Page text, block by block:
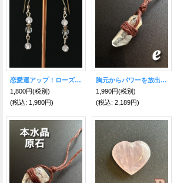
恋愛運アップ！ローズクォーツ☆ LOVEピアス
1,800円(税別)
(税込: 1,980円)
胸元からパワーを放出！良くない物を削ぎ落とす！原石本水晶ポイント ネックレス E
1,990円(税別)
(税込: 2,189円)